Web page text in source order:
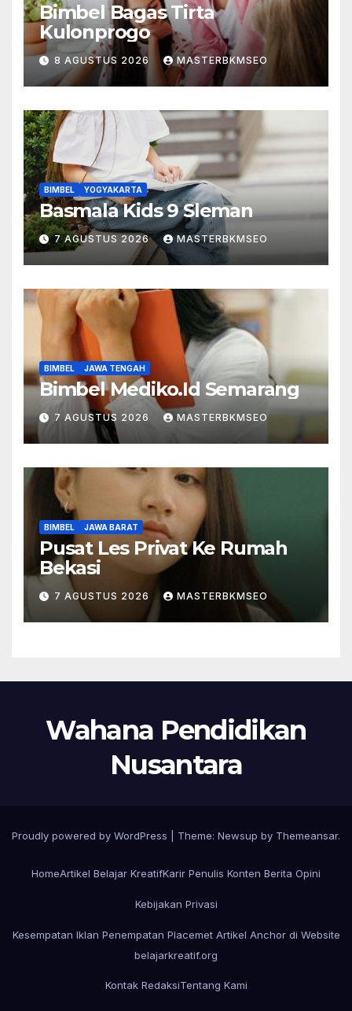
Bimbel Bagas Tirta
Kulonprogo
8 AGUSTUS 2026 MASTERBKMSEO
BIMBEL YOGYAKARTA
Basmala Kids 9 Sleman
7 AGUSTUS 2026 MASTERBKMSEO
BIMBEL JAWA TENGAH
Bimbel Mediko.Id Semarang
7 AGUSTUS 2026 MASTERBKMSEO
BIMBEL JAWA BARAT
Pusat Les Privat Ke Rumah
Bekasi
7 AGUSTUS 2026 MASTERBKMSEO
Wahana Pendidikan
Nusantara
Proudly powered by WordPress Theme: Newsup by Themeansar.
HomeArtikel Belajar KreatifKarir Penulis Konten Berita Opini
Kebijakan Privasi
Kesempatan Iklan Penempatan Placemet Artikel Anchor di Website
belajarkreatif.org
Kontak RedaksiTentang Kami